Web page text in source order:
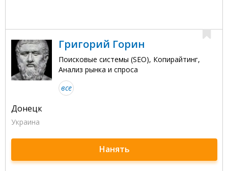
Григорий Горин
Поисковые системы (SEO), Копирайтинг,
Анализ рынка и спроса
все
Донецк
Украина
Нанять